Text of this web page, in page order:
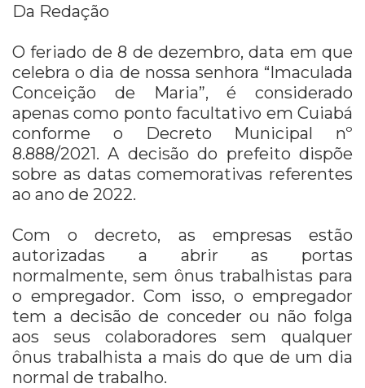
Da Redação
O feriado de 8 de dezembro, data em que
celebra o dia de nossa senhora “Imaculada
Conceição de Maria”, é considerado
apenas como ponto facultativo em Cuiabá
conforme o Decreto Municipal nº
8.888/2021. A decisão do prefeito dispõe
sobre as datas comemorativas referentes
ao ano de 2022.
Com o decreto, as empresas estão
autorizadas a abrir as portas
normalmente, sem ônus trabalhistas para
o empregador. Com isso, o empregador
tem a decisão de conceder ou não folga
aos seus colaboradores sem qualquer
ônus trabalhista a mais do que de um dia
normal de trabalho.